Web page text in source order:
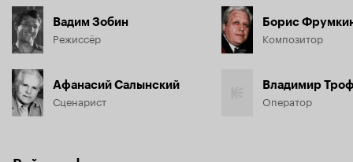
Вадим Зобин
Режиссёр
Афанасий Салынский
Сценарист
Борис
Композитор
Владимир
Оператор